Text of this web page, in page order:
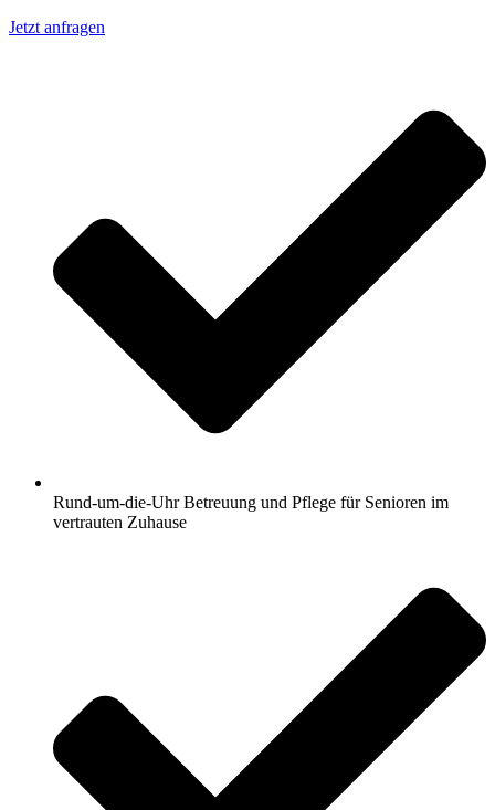
Jetzt anfragen
Rund-um-die-Uhr Betreuung und Pflege für Senioren im
vertrauten Zuhause